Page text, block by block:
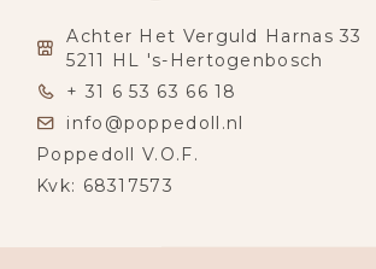
Achter Het Verguld Harnas 33
5211 HL 's-Hertogenbosch
+ 31 6 53 63 66 18
info@poppedoll.nl
Poppedoll V.O.F.
Kvk: 68317573